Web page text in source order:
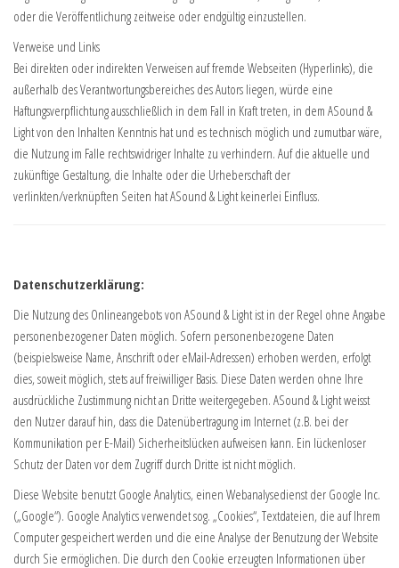
oder die Veröffentlichung zeitweise oder endgültig einzustellen.
Verweise und Links
Bei direkten oder indirekten Verweisen auf fremde Webseiten (Hyperlinks), die
außerhalb des Verantwortungsbereiches des Autors liegen, würde eine
Haftungsverpflichtung ausschließlich in dem Fall in Kraft treten, in dem ASound &
Light von den Inhalten Kenntnis hat und es technisch möglich und zumutbar wäre,
die Nutzung im Falle rechtswidriger Inhalte zu verhindern. Auf die aktuelle und
zukünftige Gestaltung, die Inhalte oder die Urheberschaft der
verlinkten/verknüpften Seiten hat ASound & Light keinerlei Einfluss.
Datenschutzerklärung:
Die Nutzung des Onlineangebots von ASound & Light ist in der Regel ohne Angabe
personenbezogener Daten möglich. Sofern personenbezogene Daten
(beispielsweise Name, Anschrift oder eMail-Adressen) erhoben werden, erfolgt
dies, soweit möglich, stets auf freiwilliger Basis. Diese Daten werden ohne Ihre
ausdrückliche Zustimmung nicht an Dritte weitergegeben. ASound & Light weisst
den Nutzer darauf hin, dass die Datenübertragung im Internet (z.B. bei der
Kommunikation per E-Mail) Sicherheitslücken aufweisen kann. Ein lückenloser
Schutz der Daten vor dem Zugriff durch Dritte ist nicht möglich.
Diese Website benutzt Google Analytics, einen Webanalysedienst der Google Inc.
(„Google“). Google Analytics verwendet sog. „Cookies“, Textdateien, die auf Ihrem
Computer gespeichert werden und die eine Analyse der Benutzung der Website
durch Sie ermöglichen. Die durch den Cookie erzeugten Informationen über